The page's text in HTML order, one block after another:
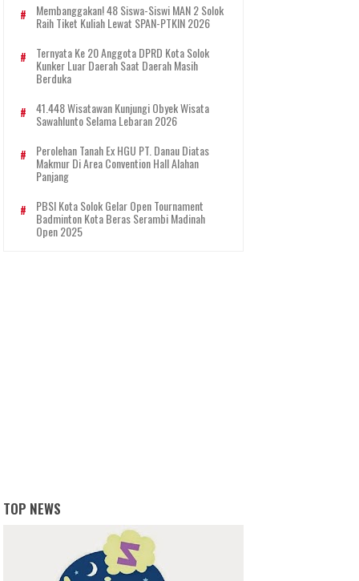
Membanggakan! 48 Siswa-Siswi MAN 2 Solok
Raih Tiket Kuliah Lewat SPAN-PTKIN 2026
Ternyata Ke 20 Anggota DPRD Kota Solok
Kunker Luar Daerah Saat Daerah Masih
Berduka
41.448 Wisatawan Kunjungi Obyek Wisata
Sawahlunto Selama Lebaran 2026
Perolehan Tanah Ex HGU PT. Danau Diatas
Makmur Di Area Convention Hall Alahan
Panjang
PBSI Kota Solok Gelar Open Tournament
Badminton Kota Beras Serambi Madinah
Open 2025
TOP NEWS